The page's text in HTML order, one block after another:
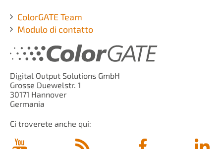
ColorGATE Team
Modulo di contatto
Digital Output Solutions GmbH
Grosse Duewelstr. 1
30171 Hannover
Germania
Ci troverete anche qui: